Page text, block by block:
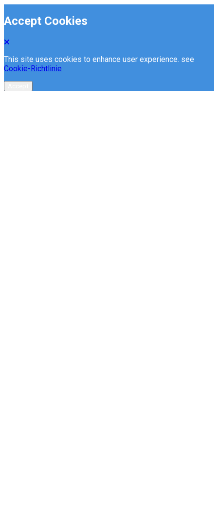
Accept Cookies
This site uses cookies to enhance user experience. see
Cookie-Richtlinie